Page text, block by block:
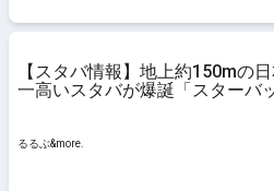
【スタバ情報】地上約150mの
一高いスタバが爆誕「スターバ
&more.
るるぶ&more.